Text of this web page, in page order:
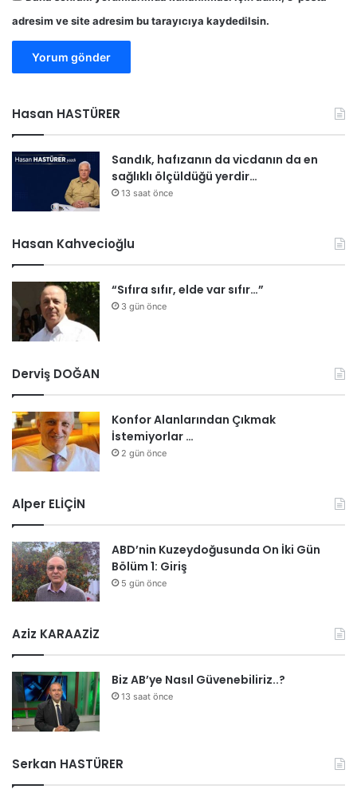
adresim ve site adresim bu tarayıcıya kaydedilsin.
Hasan HASTÜRER
Sandık, hafızanın da vicdanın da en
sağlıklı ölçüldüğü yerdir…
13 saat önce
Hasan Kahvecioğlu
“Sıfıra sıfır, elde var sıfır…”
3 gün önce
Derviş DOĞAN
Konfor Alanlarından Çıkmak
İstemiyorlar …
2 gün önce
Alper ELİÇİN
ABD’nin Kuzeydoğusunda On İki Gün
Bölüm 1: Giriş
5 gün önce
Aziz KARAAZİZ
Biz AB’ye Nasıl Güvenebiliriz..?
13 saat önce
Serkan HASTÜRER